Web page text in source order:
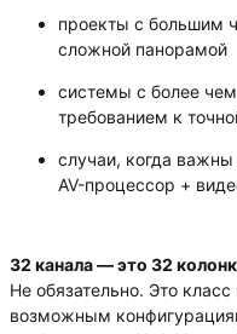
проекты с большим
сложной панорамой
системы с более
требованием к
случаи, когда важны
AV-процессор +
32 канала — это 32
Не обязательно. Это
возможным